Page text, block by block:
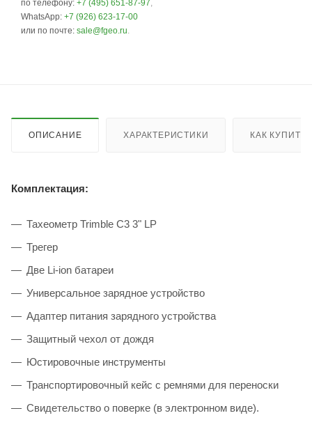
по телефону: +7 (495) 651-87-97,
WhatsApp: +7 (926) 623-17-00
или по почте: sale@fgeo.ru.
ОПИСАНИЕ ХАРАКТЕРИСТИКИ КАК КУПИТЬ
Комплектация:
Тахеометр Trimble C3 3" LP
Трегер
Две Li-ion батареи
Универсальное зарядное устройство
Адаптер питания зарядного устройства
Защитный чехол от дождя
Юстировочные инструменты
Транспортировочный кейс с ремнями для переноски
Свидетельство о поверке (в электронном виде).